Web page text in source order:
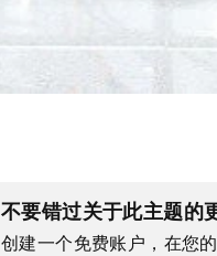
不要错过关于此主题的
创建一个免费账户，在您